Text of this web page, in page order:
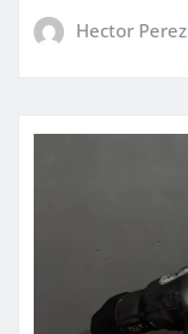
Hector Perez